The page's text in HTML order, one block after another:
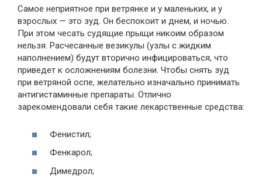
Самое неприятное при ветрянке и у маленьких, и у
взрослых — это зуд. Он беспокоит и днем, и ночью.
При этом чесать судящие прыщи никоим образом
нельзя. Расчесанные везикулы (узлы с жидким
наполнением) будут вторично инфицироваться, что
приведет к осложнениям болезни. Чтобы снять зуд
при ветряной оспе, желательно изначально принимать
антигистаминные препараты. Отлично
зарекомендовали себя такие лекарственные средства:
Фенистил;
Фенкарол;
Димедрол;